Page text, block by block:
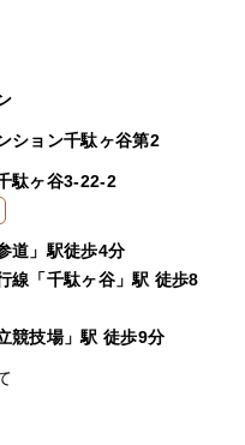
ション千駄ヶ谷第2
駄ヶ谷3-22-2
道」駅徒歩4分
線「千駄ヶ谷」駅 徒歩8
競技場」駅 徒歩9分